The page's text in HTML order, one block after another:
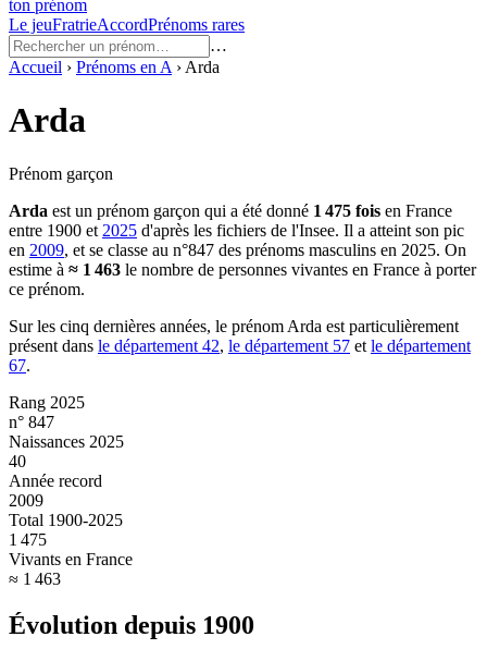
ton prénom
Le jeuFratrieAccordPrénoms rares
…
Accueil › Prénoms en A › Arda
Arda
Prénom garçon
Arda est un prénom garçon qui a été donné 1 475 fois en France
entre 1900 et 2025 d'après les fichiers de l'Insee. Il a atteint son pic
en 2009, et se classe au n°847 des prénoms masculins en 2025. On
estime à ≈ 1 463 le nombre de personnes vivantes en France à porter
ce prénom.
Sur les cinq dernières années, le prénom Arda est particulièrement
présent dans le département 42, le département 57 et le département
67.
Rang 2025
n° 847
Naissances 2025
40
Année record
2009
Total 1900-2025
1 475
Vivants en France
≈ 1 463
Évolution depuis 1900